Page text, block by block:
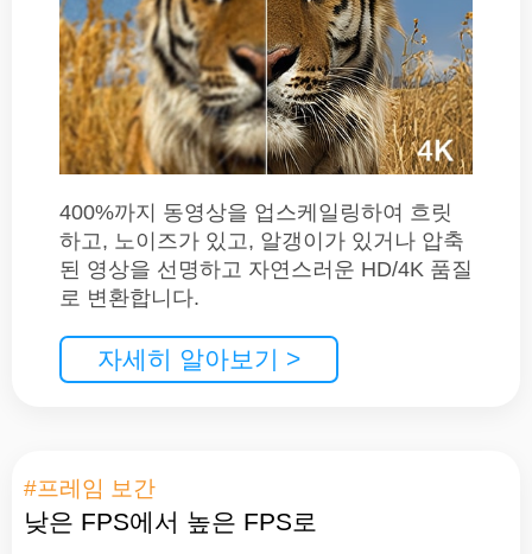
400%까지 동영상을 업스케일링하여 흐릿
하고, 노이즈가 있고, 알갱이가 있거나 압축
된 영상을 선명하고 자연스러운 HD/4K 품질
로 변환합니다.
자세히 알아보기 >
#프레임 보간
낮은 FPS에서 높은 FPS로